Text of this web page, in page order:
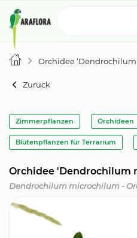
Orchidee
Zurück
Zimmerpflanzen Orchideen
Blütenpflanzen für Terrarium
Orchidee 'Dendrochilum
Dendrochilum microchilum -